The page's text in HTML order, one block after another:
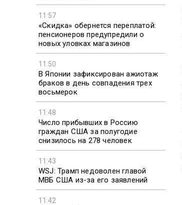
11:57
«Скидка» обернется переплатой:
пенсионеров предупредили о
новых уловках магазинов
11:50
В Японии зафиксирован ажиотаж
браков в день совпадения трех
восьмерок
11:48
Число прибывших в Россию
граждан США за полугодие
снизилось на 278 человек
11:43
WSJ: Трамп недоволен главой
МВБ США из-за его заявлений
11:42